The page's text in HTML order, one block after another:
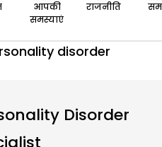
आपकी
समस्याएं
राजनीति
disorder
Disorder